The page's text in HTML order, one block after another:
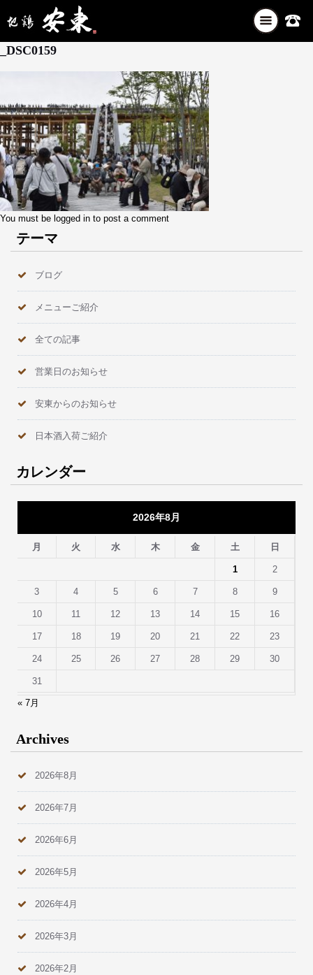
ナ
ビ
5月 30, 2025
_DSC0159
You must be logged in to post a comment
テーマ
ブログ
メニューご紹介
全ての記事
営業日のお知らせ
安東からのお知らせ
日本酒入荷ご紹介
カレンダー
2026年8月
月 火 水 木 金 土 日
1 2
3 4 5 6 7 8 9
10 11 12 13 14 15 16
17 18 19 20 21 22 23
24 25 26 27 28 29 30
31
« 7月
Archives
2026年8月
2026年7月
2026年6月
2026年5月
2026年4月
2026年3月
2026年2月